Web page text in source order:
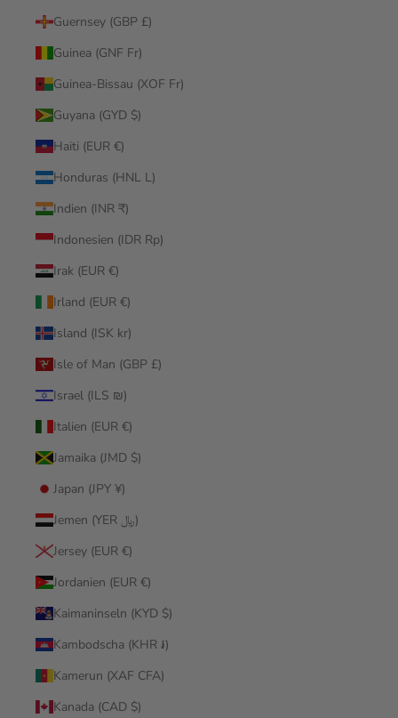
Guernsey (GBP £)
Guinea (GNF Fr)
Guinea-Bissau (XOF Fr)
Guyana (GYD $)
Haiti (EUR €)
Honduras (HNL L)
Indien (INR ₹)
Indonesien (IDR Rp)
Irak (EUR €)
Irland (EUR €)
Island (ISK kr)
Isle of Man (GBP £)
Israel (ILS ₪)
Italien (EUR €)
Jamaika (JMD $)
Japan (JPY ¥)
Jemen (YER ﷼)
Jersey (EUR €)
Jordanien (EUR €)
Kaimaninseln (KYD $)
Kambodscha (KHR ៛)
Kamerun (XAF CFA)
Kanada (CAD $)